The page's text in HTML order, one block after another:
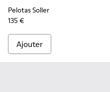
Pelotas Soller
135 €
Ajouter